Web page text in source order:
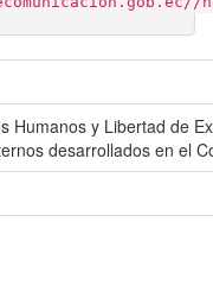
Humanos y Libertad de
desarrollados en el